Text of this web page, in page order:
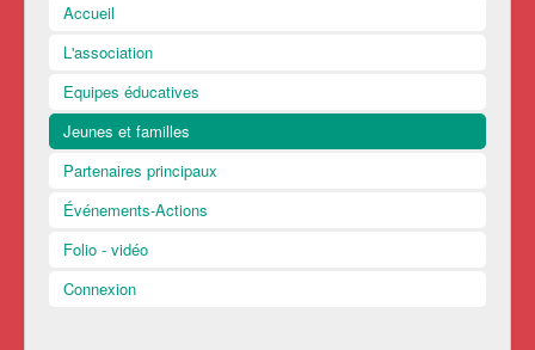
Accueil
L'association
Equipes éducatives
Jeunes et familles
Partenaires principaux
Événements-Actions
Folio - vidéo
Connexion